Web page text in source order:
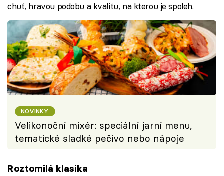
chuť, hravou podobu a kvalitu, na kterou je spoleh.
NOVINKY
Velikonoční mixér: speciální jarní menu,
tematické sladké pečivo nebo nápoje
Roztomilá klasika